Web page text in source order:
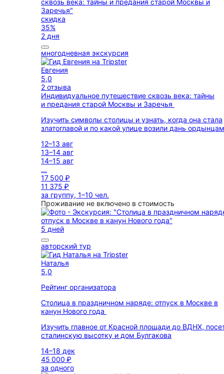
скидка
35%
2 дня
многодневная экскурсия
Евгения
5,0
2 отзыва
Индивидуальное путешествие сквозь века: тайны
и предания старой Москвы и Заречья
Изучить символы столицы и узнать, когда она стала
златоглавой и по какой улице возили дань ордынцам
12–13 авг
13–14 авг
14–15 авг
...
17 500 ₽
11 375 ₽
за группу, 1–10 чел.
Проживание не включено в стоимость
5 дней
авторский тур
Наталья
5,0
Рейтинг организатора
Столица в праздничном наряде: отпуск в Москве в
канун Нового года
Изучить главное от Красной площади до ВДНХ,
сталинскую высотку и дом Булгакова
14–18 дек
45 000 ₽
за одного